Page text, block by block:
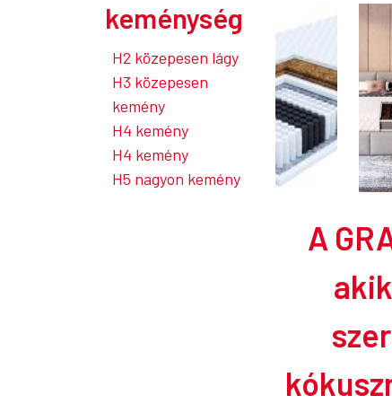
keménység
H2 közepesen lágy
H3 közepesen
kemény
H4 kemény
H4 kemény
H5 nagyon kemény
A